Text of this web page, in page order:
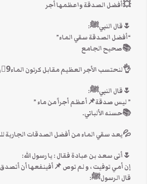
💥أفضل الصدقة واعظمها أجر
🌷قال النبيﷺ:
“أفضل الصدقة سقي الماء”
📚صحيح الجامع
👌لنحتسب الأجر العظيم مقابل كرتون الماء9⃣ريال وتوزيعها.
🌷قال النبيﷺ:
” ليس صدقة📌أعظم أجراً من ماء ”
📚حسنه الألباني.
💦يعد سقي الماء من أفضل الصدقات الجارية
🌷أتى سعد بن عبادة فقال : يا رسول الله:
إن أمي توفيت ، و لم توص 📌أفينفعها أن أتصدق
قال الرسولﷺ: